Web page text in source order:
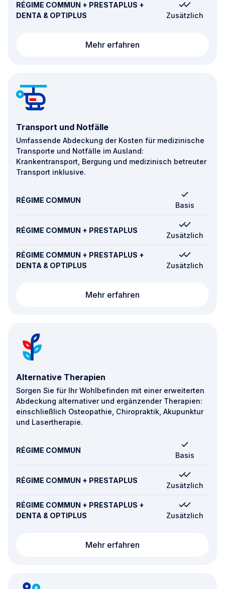
RÉGIME COMMUN + PRESTAPLUS +
DENTA & OPTIPLUS
Zusätzlich
Mehr erfahren
Transport und Notfälle
Umfassende Abdeckung der Kosten für medizinische
Transporte und Notfälle im Ausland:
Krankentransport, Bergung und medizinisch betreuter
Transport inklusive.
RÉGIME COMMUN
Basis
RÉGIME COMMUN + PRESTAPLUS
Zusätzlich
RÉGIME COMMUN + PRESTAPLUS +
DENTA & OPTIPLUS
Zusätzlich
Mehr erfahren
Alternative Therapien
Sorgen Sie für Ihr Wohlbefinden mit einer erweiterten
Abdeckung alternativer und ergänzender Therapien:
einschließlich Osteopathie, Chiropraktik, Akupunktur
und Lasertherapie.
RÉGIME COMMUN
Basis
RÉGIME COMMUN + PRESTAPLUS
Zusätzlich
RÉGIME COMMUN + PRESTAPLUS +
DENTA & OPTIPLUS
Zusätzlich
Mehr erfahren